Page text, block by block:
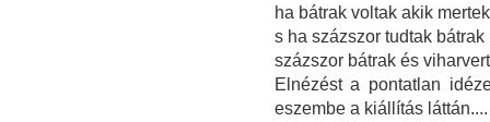
ha bátrak voltak akik mertek
s ha százszor tudtak bátrak
százszor bátrak és
Elnézést a pontatlan
eszembe a kiállítás láttán....